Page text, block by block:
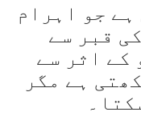
جو اہرام
قبر سے
کے اثر سے
ہے مگر